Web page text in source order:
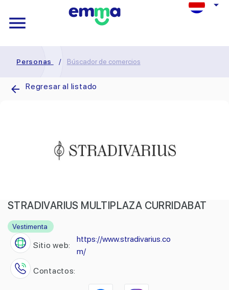
Personas / Búscador de comercios
Regresar al listado
STRADIVARIUS MULTIPLAZA CURRIDABAT
Vestimenta
Sitio web:
https://www.stradivarius.co
m/
Contactos: